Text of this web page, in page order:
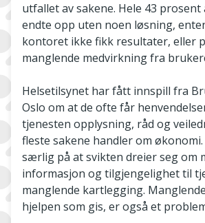
utfallet av sakene. Hele 43 prosent
endte opp uten noen løsning,
kontoret ikke fikk resultater, eller
manglende medvirkning fra
Helsetilsynet har fått innspill fra
Oslo om at de ofte får
tjenesten opplysning, råd og
fleste sakene handler om
særlig på at svikten dreier seg om
informasjon og tilgjengelighet til
manglende kartlegging.
hjelpen som gis, er også et